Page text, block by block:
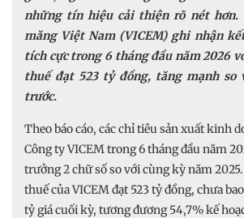
những tín hiệu cải thiện rõ nét hơn.
măng Việt Nam (VICEM) ghi nhận
tích cực trong 6 tháng đầu năm 2026
thuế đạt 523 tỷ đồng, tăng mạnh so
trước.
Theo báo cáo, các chỉ tiêu sản xuất kinh
Công ty VICEM trong 6 tháng đầu năm
trưởng 2 chữ số so với cùng kỳ năm
thuế của VICEM đạt 523 tỷ đồng, chưa
tỷ giá cuối kỳ, tương đương 54,7% kế